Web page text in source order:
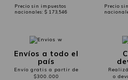
Precio sin impuestos
nacionales: $ 173,546
Precio
Envíos a todo el
país
Envío gratis a partir de
$300.000
o